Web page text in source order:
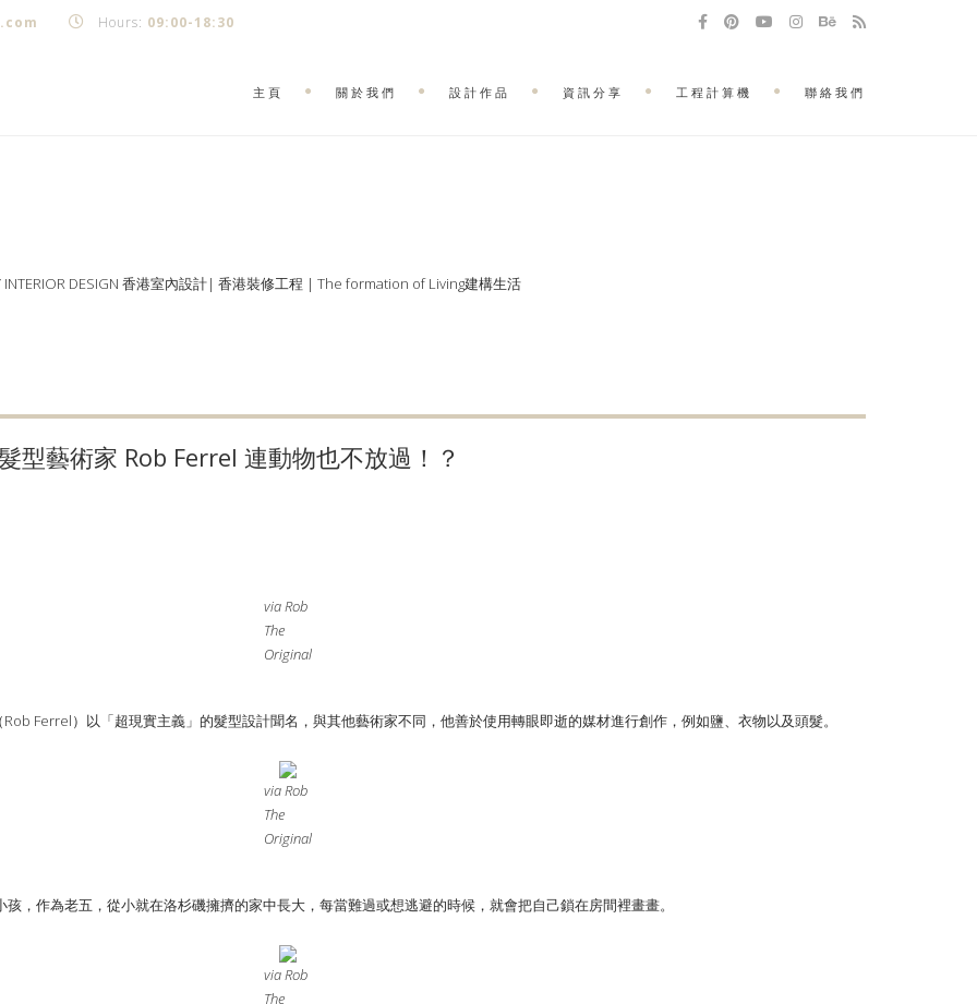
Hours: 09:00-18:30
主頁 關於我們 設計作品 資訊分享 工程計算機 聯絡我們
INTERIOR DESIGN 香港室內設計| 香港裝修工程 | The formation of Living建構生活
型藝術家 Rob Ferrel 連動物也不放過！？
via Rob
The
Original
Ferrel）以「超現實主義」的髮型設計聞名，與其他藝術家不同，他善於使用轉眼即逝的媒材進行創作，例如鹽、衣物以及頭髮。
via Rob
The
Original
，作為老五，從小就在洛杉磯擁擠的家中長大，每當難過或想逃避的時候，就會把自己鎖在房間裡畫畫。
via Rob
The